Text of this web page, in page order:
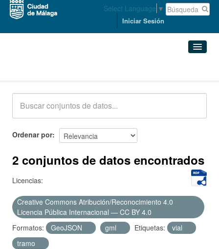
Select Language ▼
Iniciar Sesión
Acerca de
Ordenar por
2 conjuntos de datos encontrados
Licencias:
Creative Commons Atribución/Reconocimiento 4.0
Licencia Pública Internacional — CC BY 4.0
Formatos:
GeoJSON gml Etiquetas:
vial
tramo